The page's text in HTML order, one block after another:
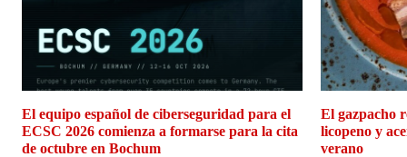
El equipo español de ciberseguridad para el
ECSC 2026 comienza a formarse para la cita
de octubre en Bochum
El gazpacho
licopeno y
verano